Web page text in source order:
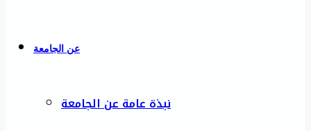
عن الجامعة
نبذة عامة عن الجامعة